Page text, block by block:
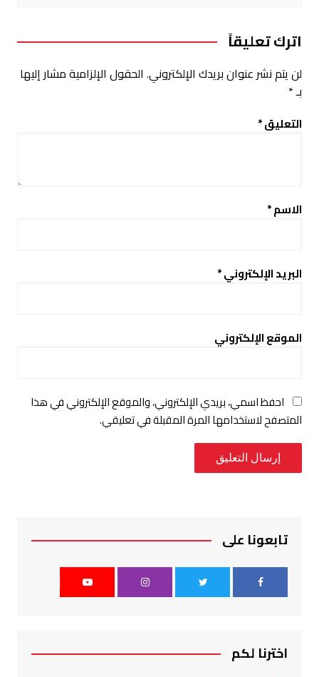
اترك تعليقاً
لن يتم نشر عنوان بريدك الإلكتروني. الحقول الإلزامية مشار إليها
بـ*
التعليق*
الاسم*
البريد الإلكتروني*
الموقع الإلكتروني
احفظ اسمي، بريدي الإلكتروني، والموقع الإلكتروني في هذا
المتصفح لاستخدامها المرة المقبلة في تعليقي.
تابعونا على
اخترنا لكم